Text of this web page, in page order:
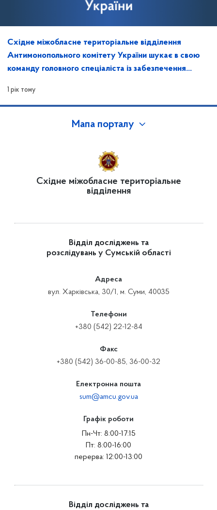
Східне міжобласне територіальне відділення
Антимонопольного комітету України шукає в свою
команду головного спеціаліста із забезпечення
1 рік тому
Мапа порталу
Східне міжобласне територіальне
відділення
Відділ досліджень та
розслідувань у Сумській області
Адреса
вул. Харківська, 30/1, м. Суми, 40035
Телефони
+380 (542) 22-12-84
Факс
+380 (542) 36-00-85, 36-00-32
Електронна пошта
sum@amcu.gov.ua
Графік роботи
Пн-Чт: 8:00-17:15
Пт: 8:00-16:00
перерва: 12:00-13:00
Відділ досліджень та